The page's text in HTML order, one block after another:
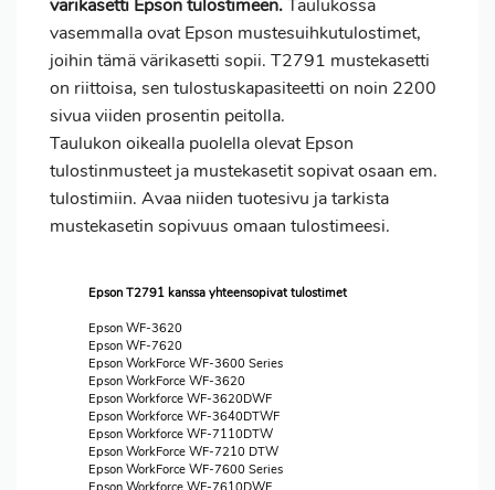
värikasetti Epson tulostimeen. Taulukossa
vasemmalla ovat Epson mustesuihkutulostimet,
joihin tämä värikasetti sopii. T2791 mustekasetti
on riittoisa, sen tulostuskapasiteetti on noin 2200
sivua viiden prosentin peitolla.
Taulukon oikealla puolella olevat Epson
tulostinmusteet ja mustekasetit sopivat osaan em.
tulostimiin. Avaa niiden tuotesivu ja tarkista
mustekasetin sopivuus omaan tulostimeesi.
Epson T2791 kanssa yhteensopivat tulostimet
Epson WF-3620
Epson WF-7620
Epson WorkForce WF-3600 Series
Epson WorkForce WF-3620
Epson Workforce WF-3620DWF
Epson Workforce WF-3640DTWF
Epson Workforce WF-7110DTW
Epson WorkForce WF-7210 DTW
Epson WorkForce WF-7600 Series